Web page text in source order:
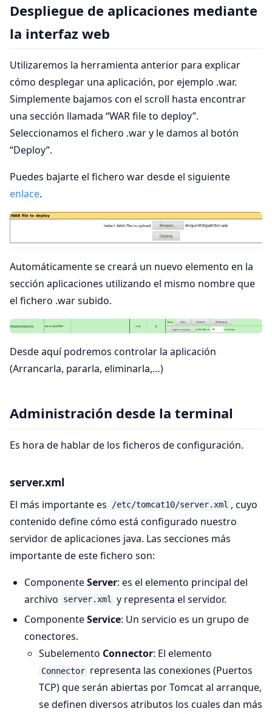
Despliegue de aplicaciones mediante
la interfaz web
Utilizaremos la herramienta anterior para explicar
cómo desplegar una aplicación, por ejemplo .war.
Simplemente bajamos con el scroll hasta encontrar
una sección llamada “WAR file to deploy”.
Seleccionamos el fichero .war y le damos al botón
“Deploy”.
Puedes bajarte el fichero war desde el siguiente
enlace.
Automáticamente se creará un nuevo elemento en la
sección aplicaciones utilizando el mismo nombre que
el fichero .war subido.
Desde aquí podremos controlar la aplicación
(Arrancarla, pararla, eliminarla,…)
Administración desde la terminal
Es hora de hablar de los ficheros de configuración.
server.xml
El más importante es /etc/tomcat10/server.xml , cuyo
contenido define cómo está configurado nuestro
servidor de aplicaciones java. Las secciones más
importante de este fichero son:
ComponenteServer: es el elemento principal del
archivo
server.xml y representa el servidor.
ComponenteService: Un servicio es un grupo de
conectores.
Subelemento Connector: El elemento
Connector representa las conexiones (Puertos
TCP) que serán abiertas por Tomcat al arranque,
se definen diversos atributos los cuales dan más